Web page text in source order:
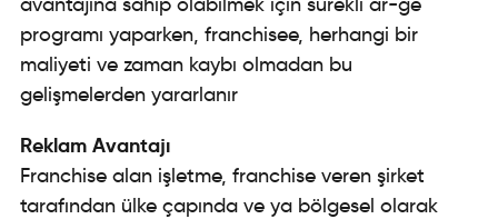
programı yaparken, franchisee, herhangi bir
maliyeti ve zaman kaybı olmadan bu
gelişmelerden yararlanır
Reklam Avantajı
Franchise alan işletme, franchise veren şirket
tarafından ülke çapında ve ya bölgesel olarak